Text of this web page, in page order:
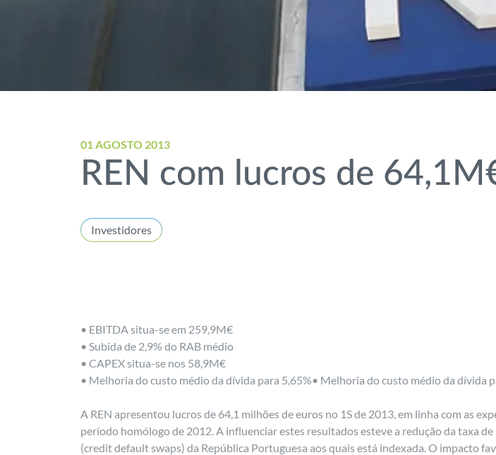
01 AGOSTO 2013
REN com lucros de
Investidores
• EBITDA situa-se em 259,9M€
• Subida de 2,9% do RAB médio
• CAPEX situa-se nos 58,9M€
• Melhoria do custo médio da dívida para 5,65%• Melhoria do custo médio da dívida
A REN apresentou lucros de 64,1 milhões de euros no 1S de 2013, em linha com as
período homólogo de 2012. A influenciar estes resultados esteve a redução da taxa
(credit default swaps) da República Portuguesa aos quais está indexada. O impacto